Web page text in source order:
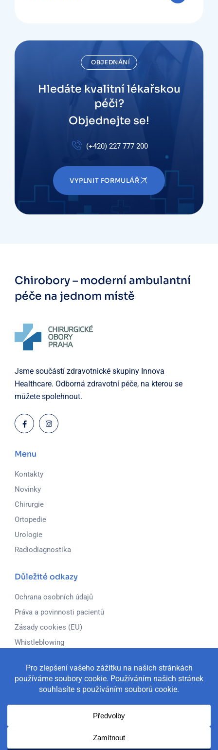
OBJEDNÁNÍ
Hledáte kvalitní lékařskou
péči?
Objednejte se!
(+420) 227 777 200
VYPLNIT FORMULÁŘ
Chirobory – moderní ambulantní
péče na jednom místě
Jsme součástí zdravotnické skupiny Innova
Healthcare. Odborná zdravotní péče, na kterou se
můžete spolehnout.
Menu
Kontakty
Novinky
Chirurgie
Ortopedie
Urologie
Radiodiagnostika
Důležité odkazy
Ochrana osobních údajů
Práva a povinnosti pacientů
Zásady cookies (EU)
Whistleblowing
Adresa
Chirurgické obory Praha s.r.o.Poliklinika „Lípa Centrum“
Seydlerova 2451,Praha 5 – Nové Butovice